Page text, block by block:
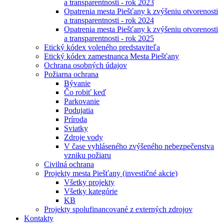
a transparentnosti - rok 2023
Opatrenia mesta Piešťany k zvýšeniu otvorenosti
a transparentnosti - rok 2024
Opatrenia mesta Piešťany k zvýšeniu otvorenosti
a transparentnosti - rok 2025
Etický kódex voleného predstaviteľa
Etický kódex zamestnanca Mesta Piešťany
Ochrana osobných údajov
Požiarna ochrana
Bývanie
Čo robiť keď
Parkovanie
Podujatia
Príroda
Sviatky
Zdroje vody
V čase vyhláseného zvýšeného nebezpečenstva
vzniku požiaru
Civilná ochrana
Projekty mesta Piešťany (investičné akcie)
Všetky projekty
Všetky kategórie
KB
Projekty spolufinancované z externých zdrojov
Kontakty